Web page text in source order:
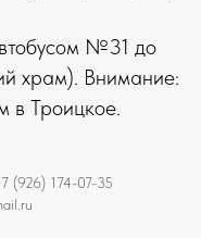
№31 до
храм). Внимание:
в Троицкое.
(926) 174-07-35